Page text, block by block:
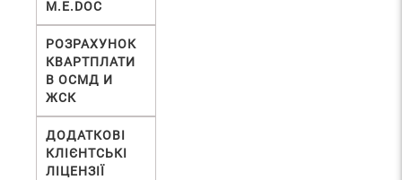
М.Е.DOC
РОЗРАХУНОК
КВАРТПЛАТИ
В ОСМД И
ЖСК
ДОДАТКОВІ
КЛІЄНТСЬКІ
ЛІЦЕНЗІЇ